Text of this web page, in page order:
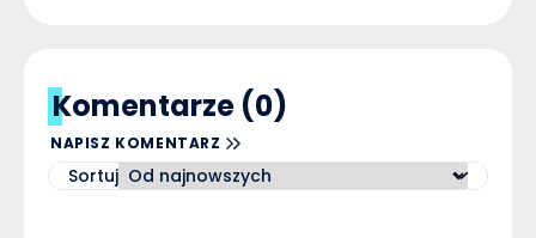
Komentarze (0)
NAPISZ KOMENTARZ
Sortuj